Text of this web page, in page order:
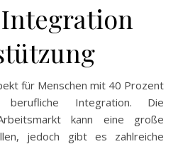
für Menschen mit 40 Prozent
Integration. Die
kann eine große
jedoch gibt es zahlreiche